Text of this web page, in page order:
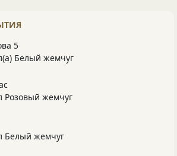
5
Белый жемчуг
Розовый жемчуг
Белый жемчуг